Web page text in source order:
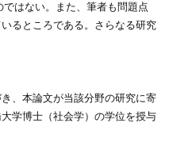
はない。また、筆者も問題点
るところである。さらなる研究
、本論文が当該分野の研究に寄
学博士（社会学）の学位を授与